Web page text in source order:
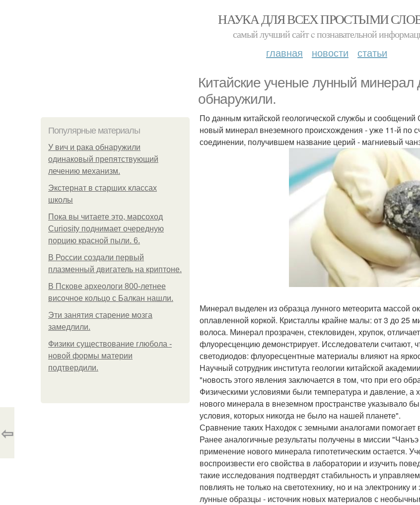
НАУКА ДЛЯ ВСЕХ ПРОСТЫМИ
самый лучший сайт c познавательной
главная новости статьи
Китайские ученые лунный минерал
обнаружили.
Популярные материалы
У вич и рака обнаружили
одинаковый препятствующий
лечению механизм.
Экстернат в старших классах
школы
Пока вы читаете это, марсоход
Curiosity поднимает очередную
порцию красной пыли. 6.
В России создали первый
плазменный двигатель на криптоне.
В Пскове археологи 800-летнее
височное кольцо с Балкан нашли.
Эти занятия старение мозга
замедлили.
Физики существование глюбола -
новой формы материи
подтвердили.
По данным китайской геологической службы и
новый минерал внеземного происхождения - уже 11-й по
соединении, получившем название церий - магниевый
Минерал выделен из образца лунного метеорита массой
оплавленной коркой. Кристаллы крайне малы: от 3 до 25
волоса. Минерал прозрачен, стекловиден, хрупок,
флуоресценцию демонстрирует. Исследователи считают,
светодиодов: флуоресцентные материалы влияют на
Научный сотрудник института геологии китайской
"новость этого явления заключается в том, что при его
Физическими условиями были температура и давление,
нового минерала в внеземном пространстве указывало
условия, которых никогда не было на нашей планете".
Сравнение таких Находок с земными аналогами помогает
Ранее аналогичные результаты получены в миссии
применение нового минерала гипотетическим остается.
воспроизвести его свойства в лаборатории и изучить
такие исследования подтвердят стабильность и
повлиять не только на светотехнику, но и на электронику
лунные образцы - источник новых материалов с
⇦